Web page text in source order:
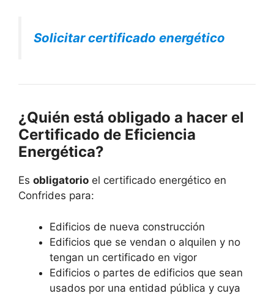
Solicitar certificado energético
¿Quién está obligado a hacer el
Certificado de Eficiencia
Energética?
Es obligatorio el certificado energético en
Confrides para:
Edificios de nueva construcción
Edificios que se vendan o alquilen y no
tengan un certificado en vigor
Edificios o partes de edificios que sean
usados por una entidad pública y cuya